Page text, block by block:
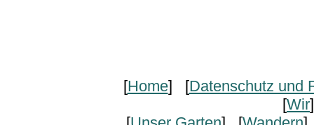
[Home] [Datenschutz und
[Wir